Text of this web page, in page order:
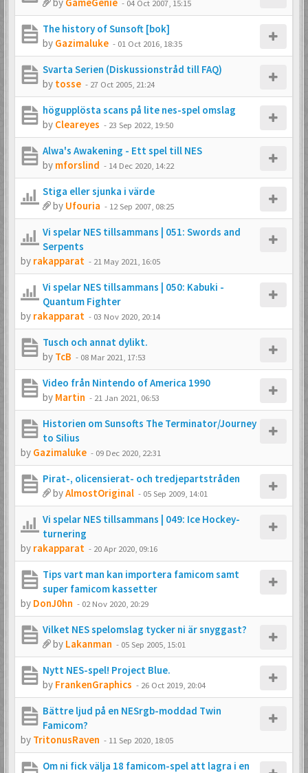
- 04 Oct 2007, 15:15
The history of Sunsoft [bok]
by Gazimaluke - 01 Oct 2016, 18:35
Svarta Serien (Diskussionstråd till FAQ)
by tosse - 27 Oct 2005, 21:24
högupplösta scans på lite nes-spel omslag
by Cleareyes - 23 Sep 2022, 19:50
Alwa's Awakening - Ett spel till NES
by mforslind - 14 Dec 2020, 14:22
Stiga eller sjunka i värde
by Ufouria - 12 Sep 2007, 08:25
Vi spelar NES tillsammans | 051: Swords and
Serpents
by rakapparat - 21 May 2021, 16:05
Vi spelar NES tillsammans | 050: Kabuki -
Quantum Fighter
by rakapparat - 03 Nov 2020, 20:14
Tusch och annat dylikt.
by TcB - 08 Mar 2021, 17:53
Video från Nintendo of America 1990
by Martin - 21 Jan 2021, 06:53
Historien om Sunsofts The Terminator/Journey
to Silius
by Gazimaluke - 09 Dec 2020, 22:31
Pirat-, olicensierat- och tredjepartstråden
byAlmostOriginal - 05 Sep 2009, 14:01
Vi spelar NES tillsammans | 049: Ice Hockey-
turnering
by rakapparat - 20 Apr 2020, 09:16
Tips vart man kan importera famicom samt
super famicom kassetter
by DonJ0hn - 02 Nov 2020, 20:29
Vilket NES spelomslag tycker ni är snyggast?
by Lakanman - 05 Sep 2005, 15:01
Nytt NES-spel! Project Blue.
by FrankenGraphics - 26 Oct 2019, 20:04
Bättre ljud på en NESrgb-moddad Twin
Famicom?
by TritonusRaven - 11 Sep 2020, 18:05
Om ni fick välja 18 famicom-spel att lagra i en